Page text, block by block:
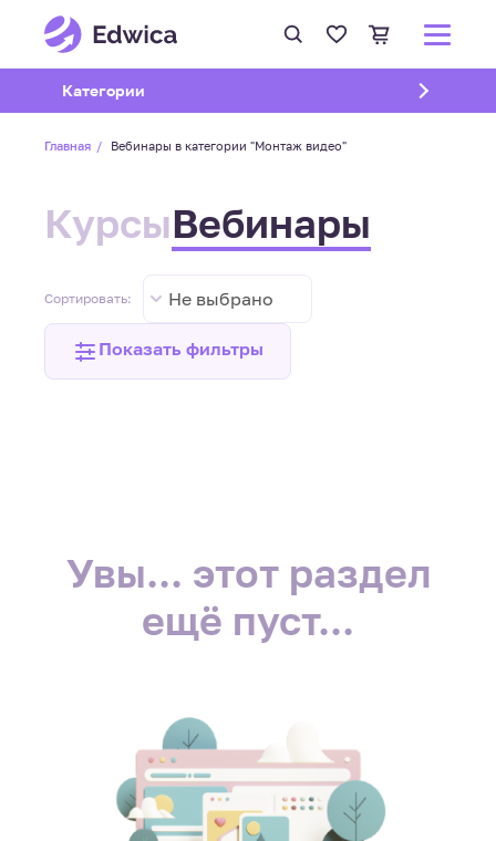
Открыть подменю
Категории
Главная Вебинары в категории "Монтаж видео"
КурсыВебинары
Сортировать: Не выбрано
Показать фильтры
Увы... этот раздел
ещё пуст...